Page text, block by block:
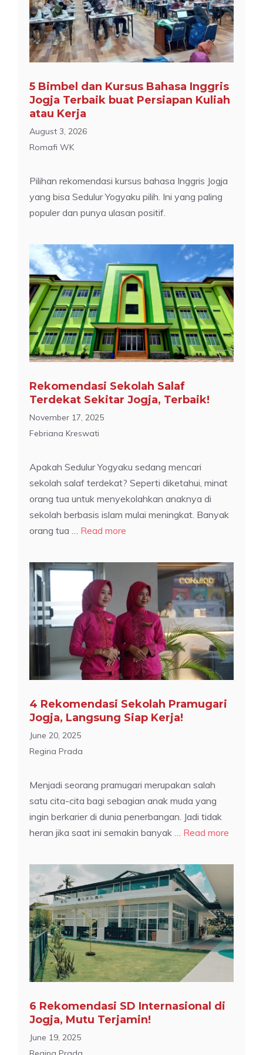
5 Bimbel dan Kursus Bahasa Inggris
Jogja Terbaik buat Persiapan Kuliah
atau Kerja
August 3, 2026
Romafi WK
Pilihan rekomendasi kursus bahasa Inggris Jogja
yang bisa Sedulur Yogyaku pilih. Ini yang paling
populer dan punya ulasan positif.
Rekomendasi Sekolah Salaf
Terdekat Sekitar Jogja, Terbaik!
November 17, 2025
Febriana Kreswati
Apakah Sedulur Yogyaku sedang mencari
sekolah salaf terdekat? Seperti diketahui, minat
orang tua untuk menyekolahkan anaknya di
sekolah berbasis islam mulai meningkat. Banyak
orang tua … Read more
4 Rekomendasi Sekolah Pramugari
Jogja, Langsung Siap Kerja!
June 20, 2025
Regina Prada
Menjadi seorang pramugari merupakan salah
satu cita-cita bagi sebagian anak muda yang
ingin berkarier di dunia penerbangan. Jadi tidak
heran jika saat ini semakin banyak … Read more
6 Rekomendasi SD Internasional di
Jogja, Mutu Terjamin!
June 19, 2025